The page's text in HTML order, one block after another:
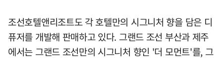
조선호텔앤리조트도 각 호텔만의 시그니처 향을 담은 디
퓨저를 개발해 판매하고 있다. 그랜드 조선 부산과 제주
에서는 그랜드 조선만의 시그니처 향인 '더 모먼트'를, 그